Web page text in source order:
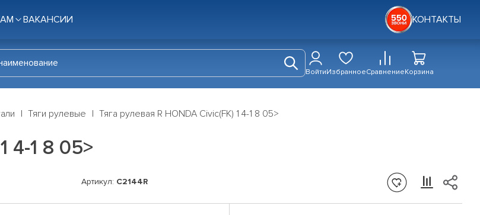
ВАКАНСИИ КОНТАКТЫ
ВойтиИзбранноеСравнениеКорзина
Тяги рулевые Тяга рулевая R HONDA Civic(FK) 1 4-1 8 05>
4-1 8 05>
Артикул: C2144R